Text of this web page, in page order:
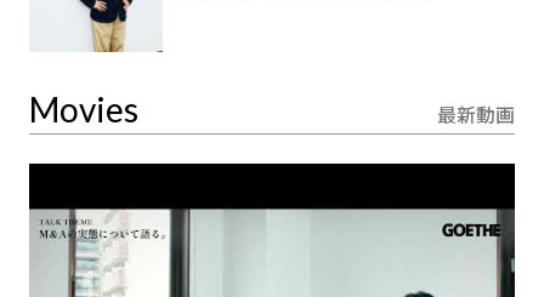
Movies 最新動画